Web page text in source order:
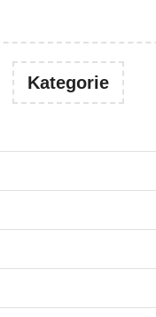
Kategorie